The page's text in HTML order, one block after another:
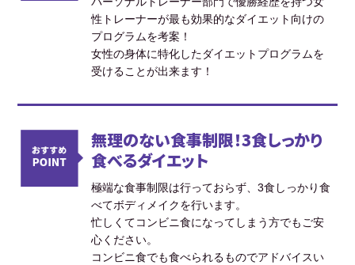
性トレーナーが最も効果的なダイエット向けの
プログラムを考案！
女性の身体に特化したダイエットプログラムを
受けることが出来ます！
無理のない食事制限！3食しっかり
食べるダイエット
極端な食事制限は行っておらず、3食しっかり食
べてボディメイクを行います。
忙しくてコンビニ食になってしまう方でもご安
心ください。
コンビニ食でも食べられるものでアドバイスい